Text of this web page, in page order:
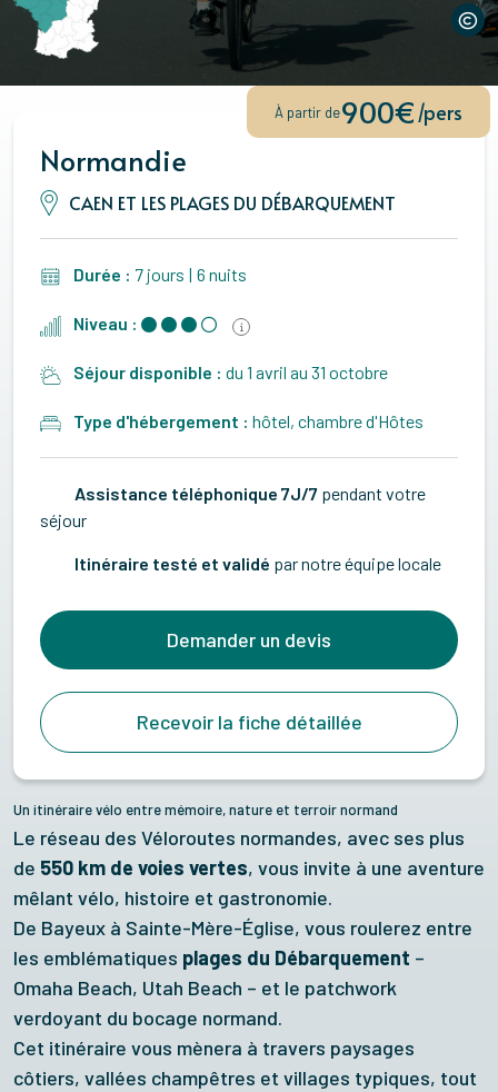
Un itinéraire vélo entre mémoire, nature et terroir normand
Le réseau des Véloroutes normandes, avec ses plus
de 550 km de voies vertes, vous invite à une aventure
mêlant vélo, histoire et gastronomie.
De Bayeux à Sainte-Mère-Église, vous roulerez entre
les emblématiques plages du Débarquement –
Omaha Beach, Utah Beach – et le patchwork
verdoyant du bocage normand.
Cet itinéraire vous mènera à travers paysages
côtiers, vallées champêtres et villages typiques, tout
À partir de900€/pers
Normandie
CAEN ET LES PLAGES DU DÉBARQUEMENT
Durée : 7 jours | 6 nuits
Niveau :
Séjour disponible :du 1 avril au 31 octobre
Type d'hébergement :hôtel, chambre d'Hôtes
Assistance téléphonique 7J/7 pendant votre
séjour
Itinéraire testé et validé par notre équipe locale
Demander un devis
Recevoir la fiche détaillée